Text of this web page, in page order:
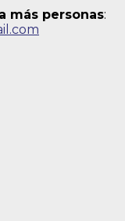
más personas: